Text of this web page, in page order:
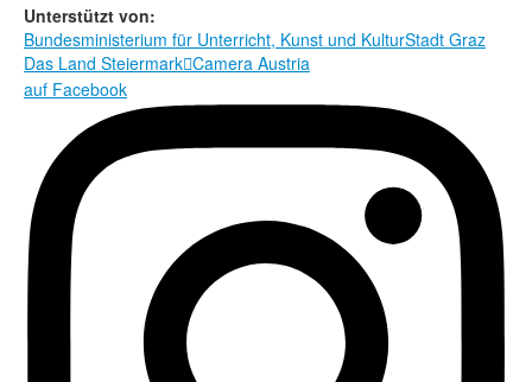
Unterstützt von:
Bundesministerium für Unterricht, Kunst und KulturStadt Graz
Das Land SteiermarkCamera Austria
auf Facebook